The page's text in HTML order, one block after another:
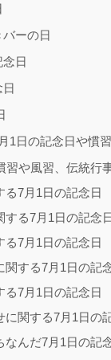
ーの日
日
1日の記念日や慣習
習や風習、伝統行
る7月1日の記念日
する7月1日の記念日
る7月1日の記念日
関する7月1日の記
る7月1日の記念日
に関する7月1日の
なんだ7月1日の記